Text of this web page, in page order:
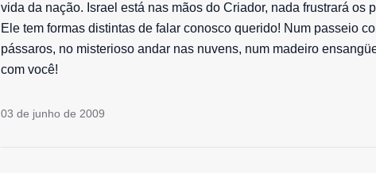
vida da nação. Israel está nas mãos do Criador, nada frustrará os
Ele tem formas distintas de falar conosco querido! Num passeio
pássaros, no misterioso andar nas nuvens, num madeiro
com você!
03 de junho de 2009